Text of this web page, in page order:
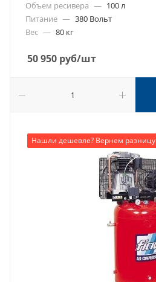
Объем ресивера — 100 л
Питание — 380 Вольт
Вес — 80 кг
50 950 руб/шт
Нашли дешевле? Вернем разницу